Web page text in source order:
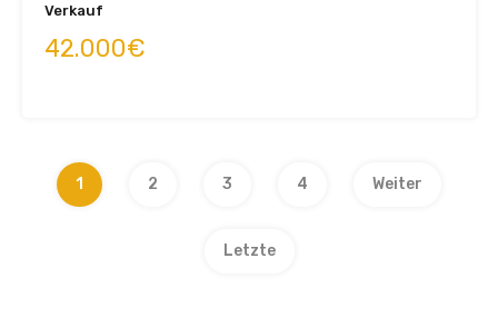
Verkauf
42.000€
1 2 3 4 Weiter
Letzte